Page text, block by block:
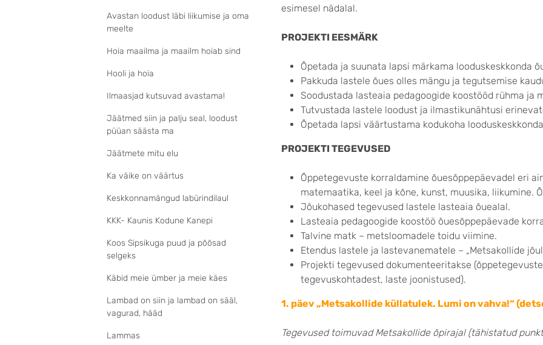
esimesel nädalal.
PROJEKTI EESMÄRK
Õpetada ja suunata lapsi märkama looduskeskkonda
Pakkuda lastele õues olles mängu ja tegutsemise
Soodustada lasteaia pedagoogide koostööd rühma ja
Tutvustada lastele loodust ja ilmastikunähtusi
Õpetada lapsi väärtustama kodukoha
PROJEKTI TEGEVUSED
Õppetegevuste korraldamine õuesõppepäevadel eri
matemaatika, keel ja kõne, kunst, muusika, liikumine.
Jõukohased tegevused lastele lasteaia õuealal.
Lasteaia pedagoogide koostöö õuesõppepäevade
Talvine matk – metsloomadele toidu viimine.
Etendus lastele ja lastevanematele – „Metsakollide
Projekti tegevused dokumenteeritakse
tegevuskohtadest, laste joonistused).
1. päev „Metsakollide küllatulek. Lumi on vahva!“
Tegevused toimuvad Metsakollide õpirajal (tähistatud
Avastan loodust läbi liikumise ja oma
meelte
Hoia maailma ja maailm hoiab sind
Hooli ja hoia
Ilmaasjad kutsuvad avastama!
Jäätmed siin ja palju seal, loodust
püüan säästa ma
Jäätmete mitu elu
Ka väike on väärtus
Keskkonnamängud labürindilaul
KKK- Kaunis Kodune Kanepi
Koos Sipsikuga puud ja põõsad
selgeks
Käbid meie ümber ja meie käes
Lambad on siin ja lambad on sääl,
vagurad, hääd
Lammas